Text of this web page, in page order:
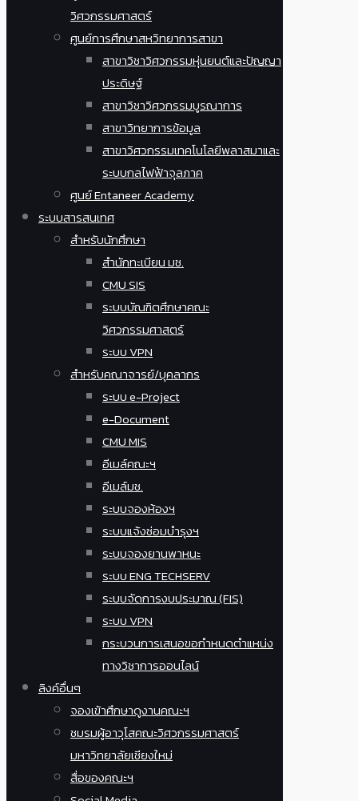
วิศวกรรมศาสตร์
ศูนย์การศึกษาสหวิทยาการสาขา
สาขาวิชาวิศวกรรมหุ่นยนต์และปัญญา
ประดิษฐ์
สาขาวิชาวิศวกรรมบูรณาการ
สาขาวิทยาการข้อมูล
สาขาวิศวกรรมเทคโนโลยีพลาสมาและ
ระบบกลไฟฟ้าจุลภาค
ศูนย์ Entaneer Academy
ระบบสารสนเทศ
สำหรับนักศึกษา
สำนักทะเบียน มช.
CMU SIS
ระบบบัณฑิตศึกษาคณะ
วิศวกรรมศาสตร์
ระบบ VPN
สำหรับคณาจารย์/บุคลากร
ระบบ e-Project
e-Document
CMU MIS
อีเมล์คณะฯ
อีเมล์มช.
ระบบจองห้องฯ
ระบบแจ้งซ่อมบำรุงฯ
ระบบจองยานพาหนะ
ระบบ ENG TECHSERV
ระบบจัดการงบประมาณ (FIS)
ระบบ VPN
กระบวนการเสนอขอกำหนดตำแหน่ง
ทางวิชาการออนไลน์
ลิงค์อื่นๆ
จองเข้าศึกษาดูงานคณะฯ
ชมรมผู้อาวุโสคณะวิศวกรรมศาสตร์
มหาวิทยาลัยเชียงใหม่
สื่อของคณะฯ